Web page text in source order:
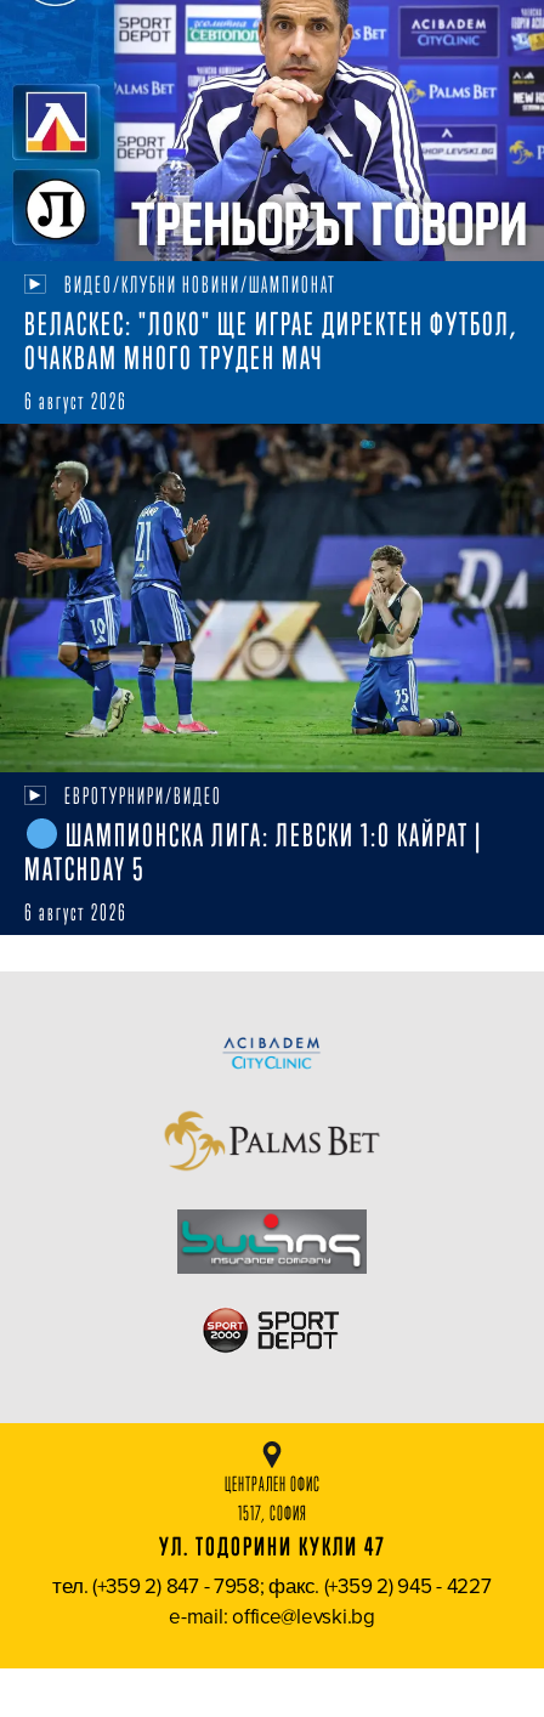
ВИДЕО/КЛУБНИ НОВИНИ/ШАМПИОНАТ
ВЕЛАСКЕС: "ЛОКО" ЩЕ ИГРАЕ ДИРЕКТЕН ФУТБОЛ,
ОЧАКВАМ МНОГО ТРУДЕН МАЧ
6 август 2026
ЕВРОТУРНИРИ/ВИДЕО
ШАМПИОНСКА ЛИГА: ЛЕВСКИ 1:0 КАЙРАТ |
MATCHDAY 5
6 август 2026
ЦЕНТРАЛЕН ОФИС
1517, СОФИЯ
УЛ. ТОДОРИНИ КУКЛИ 47
тел. (+359 2) 847 - 7958; факс. (+359 2) 945 - 4227
e-mail: office@levski.bg